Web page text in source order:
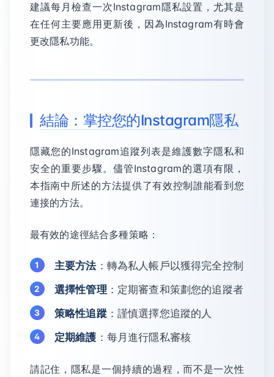
建議每月檢查一次Instagram隱私設置，尤其是
在任何主要應用更新後，因為Instagram有時會
更改隱私功能。
結論：掌控您的Instagram隱私
隱藏您的Instagram追蹤列表是維護數字隱私和
安全的重要步驟。儘管Instagram的選項有限，
本指南中所述的方法提供了有效控制誰能看到您
連接的方法。
最有效的途徑結合多種策略：
主要方法：轉為私人帳戶以獲得完全控制
選擇性管理 ：定期審查和策劃您的追蹤者
策略性追蹤：謹慎選擇您追蹤的人
定期維護 ：每月進行隱私審核
請記住，隱私是一個持續的過程，而不是一次性